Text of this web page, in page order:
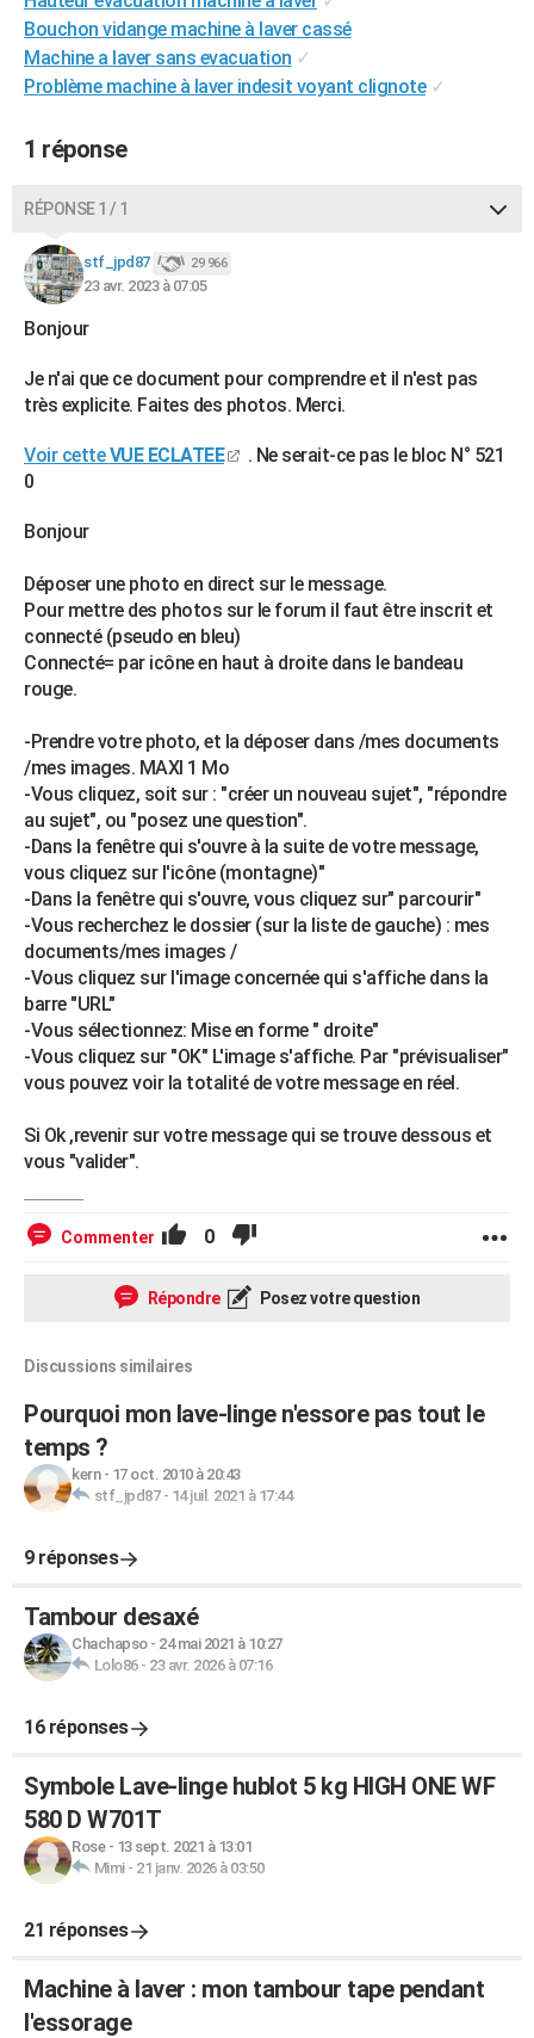
Destinations
City break
Voyage nature
Voyage de noces
Forum
Climat
+PHOTO
GUIDES D'ACHAT
Carte de Noël
Carte Bonne année
Carte Saint-Valentin
Carte Pâques
Carte d'anniversaire
DICTIONNAIRE
Dictionnaire
Biographies
Citations
Expressions
Proverbes
PROGRAMME TV
COPAINS D'AVANT
AVIS DE DÉCÈS
FORUM
Bricolage
Lifestyle
Culture
Sport
Auto
Television
Voyage
Cinema
Bouchon vidange machine à laver cassé
Machine a laver sans evacuation ✓
Problème machine à laver indesit voyant clignote ✓
1 réponse
RÉPONSE 1 / 1
stf_jpd87 29 966
23 avr. 2023 à 07:05
Bonjour
Je n'ai que ce document pour comprendre et il n'est pas
très explicite. Faites des photos. Merci.
Voir cetteVUE ECLATEE
. Ne serait-ce pas le bloc N° 521
0
Bonjour
Déposer une photo en direct sur le message.
Pour mettre des photos sur le forum il faut être inscrit et
connecté (pseudo en bleu)
Connecté= par icône en haut à droite dans le bandeau
rouge.
-Prendre votre photo, et la déposer dans /mes documents
/mes images. MAXI 1 Mo
-Vous cliquez, soit sur : "créer un nouveau sujet", "répondre
au sujet", ou "posez une question".
-Dans la fenêtre qui s'ouvre à la suite de votre message,
vous cliquez sur l'icône (montagne)"
-Dans la fenêtre qui s'ouvre, vous cliquez sur" parcourir"
-Vous recherchez le dossier (sur la liste de gauche) : mes
documents/mes images /
-Vous cliquez sur l'image concernée qui s'affiche dans la
barre "URL"
-Vous sélectionnez: Mise en forme " droite"
-Vous cliquez sur "OK" L'image s'affiche. Par "prévisualiser"
vous pouvez voir la totalité de votre message en réel.
Si Ok ,revenir sur votre message qui se trouve dessous et
vous "valider".
Commenter 0
Répondre Posez votre question
Discussions similaires
Pourquoi mon lave-linge n'essore pas tout le
temps ?
kern- 17 oct. 2010 à 20:43
stf_jpd87- 14 juil. 2021 à 17:44
9 réponses
Tambour desaxé
Chachapso- 24 mai 2021 à 10:27
Lolo86- 23 avr. 2026 à 07:16
16 réponses
Symbole Lave-linge hublot 5 kg HIGH ONE WF
580 D W701T
Rose- 13 sept. 2021 à 13:01
Mimi- 21 janv. 2026 à 03:50
21 réponses
Machine à laver : mon tambour tape pendant
l'essorage